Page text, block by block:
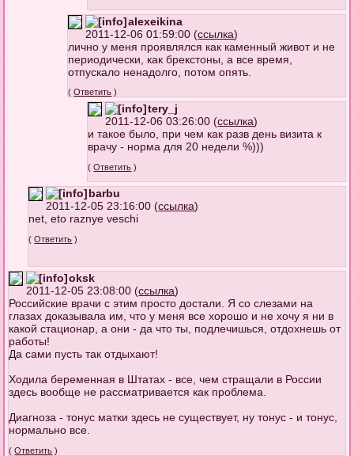
alexeikina
2011-12-06 01:59:00 (ссылка)
лично у меня проявлялся как каменный живот и не
периодически, как брекстоны, а все время,
отпускало ненадолго, потом опять.
(Ответить )
tery_j
2011-12-06 03:26:00 (ссылка)
и такое было, при чем как разв день визита к
врачу - норма для 20 недели %)))
(Ответить )
barbu
2011-12-05 23:16:00 (ссылка)
net, eto raznye veschi
(Ответить )
oksk
2011-12-05 23:08:00 (ссылка)
Российские врачи с этим просто достали. Я со слезами на
глазах доказывала им, что у меня все хорошо и не хочу я ни в
какой стационар, а они - да что ты, подлечишься, отдохнешь от
работы!
Да сами пусть так отдыхают!
Ходила беременная в Штатах - все, чем стращали в России
здесь вообще не рассматривается как проблема.
Диагноза - тонус матки здесь не существует, ну тонус - и тонус,
нормально все.
(Ответить )